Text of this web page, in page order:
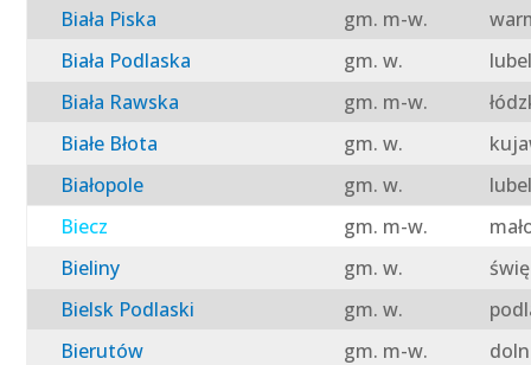
Biała Piska
gm. m-w.
Biała Podlaska
gm. w.
Biała Rawska
gm. m-w.
Białe Błota
gm. w.
Białopole
gm. w.
Biecz
gm. m-w.
Bieliny
gm. w.
Bielsk Podlaski
gm. w.
Bierutów
gm. m-w.